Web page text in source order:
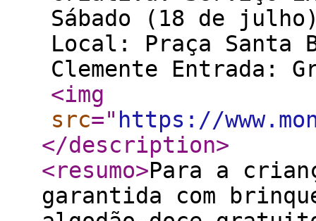
Sábado (18 de
Local: Praça Santa
Clemente Entrada:
<img
src=" https://
</description>
<resumo>Para a
garantida com